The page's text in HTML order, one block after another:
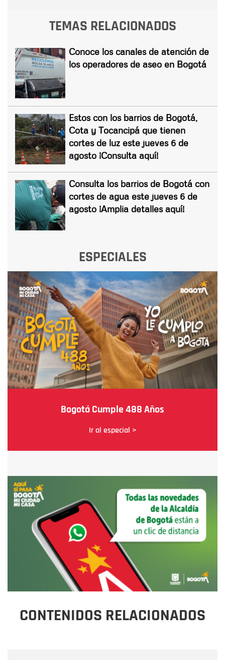
TEMAS RELACIONADOS
Conoce los canales de atención de
los operadores de aseo en Bogotá
Estos con los barrios de Bogotá,
Cota y Tocancipá que tienen
cortes de luz este jueves 6 de
agosto ¡Consulta aquí!
Consulta los barrios de Bogotá con
cortes de agua este jueves 6 de
agosto ¡Amplia detalles aquí!
ESPECIALES
Bogotá Cumple 488 Años
Ir al especial >
CONTENIDOS RELACIONADOS